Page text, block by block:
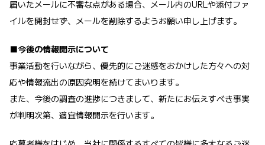
届いたメールに不審な点がある場合、メール内のURLや添付ファ
イルを開封せず、メールを削除するようお願い申し上げます。
■今後の情報開示について
事業活動を行いながら、優先的にご迷惑をおかけした方々への対
応や情報流出の原因究明を続けてまいります。
また、今後の調査の進捗につきまして、新たにお伝えすべき事実
が判明次第、適宜情報開示を行います。